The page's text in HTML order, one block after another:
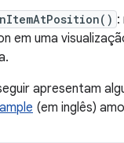
:
em uma
apresentam
(em inglês)